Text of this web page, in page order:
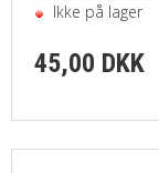
Ikke på lager
45,00 DKK